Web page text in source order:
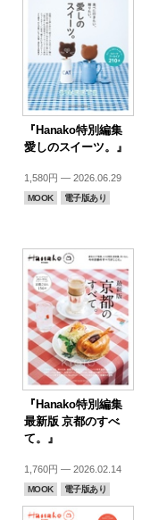
『Hanako特別編集
愛しのスイーツ。』
1,580円 — 2026.06.29
MOOK 電子版あり
『Hanako特別編集
最新版 京都のすべ
て。』
1,760円 — 2026.02.14
MOOK 電子版あり